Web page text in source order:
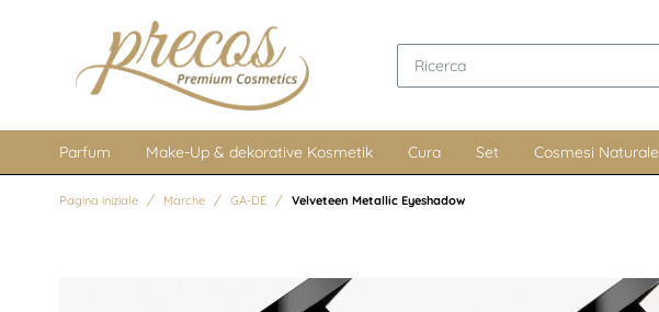
Parfum Make-Up & dekorative Kosmetik Cura Set Cosmesi Naturale
Pagina iniziale Marche GA-DE Velveteen Metallic Eyeshadow